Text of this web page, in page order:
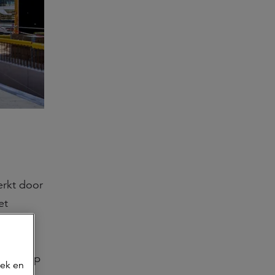
door
op
en